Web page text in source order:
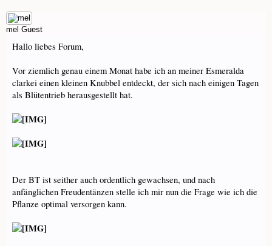
mel Guest
Hallo liebes Forum,
Vor ziemlich genau einem Monat habe ich an meiner Esmeralda
clarkei einen kleinen Knubbel entdeckt, der sich nach einigen Tagen
als Blütentrieb herausgestellt hat.
Der BT ist seither auch ordentlich gewachsen, und nach
anfänglichen Freudentänzen stelle ich mir nun die Frage wie ich die
Pflanze optimal versorgen kann.